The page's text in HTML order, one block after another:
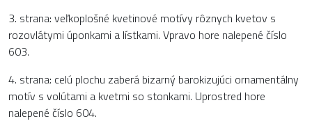
3. strana: veľkoplošné kvetinové motívy rôznych kvetov s
rozovlátymi úponkami a lístkami. Vpravo hore nalepené číslo
603.
4. strana: celú plochu zaberá bizarný barokizujúci ornamentálny
motív s volútami a kvetmi so stonkami. Uprostred hore
nalepené číslo 604.